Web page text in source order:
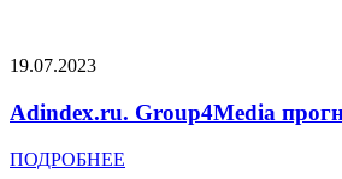
19.07.2023
Adindex.ru. Group4Media
ПОДРОБНЕЕ